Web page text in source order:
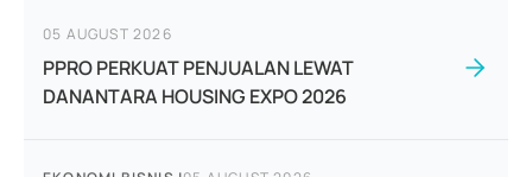
05 AUGUST 2026
PPRO PERKUAT PENJUALAN LEWAT
DANANTARA HOUSING EXPO 2026